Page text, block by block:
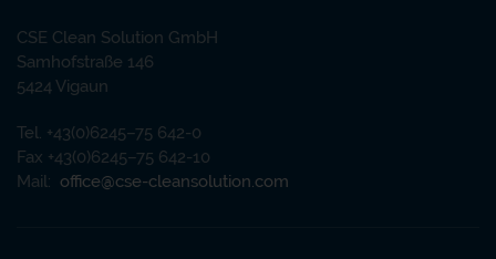
CSE Clean Solution GmbH
Samhofstraße 146
5424 Vigaun
Tel. +43(0)6245–75 642-0
Fax +43(0)6245–75 642-10
Mail: office@cse-cleansolution.com